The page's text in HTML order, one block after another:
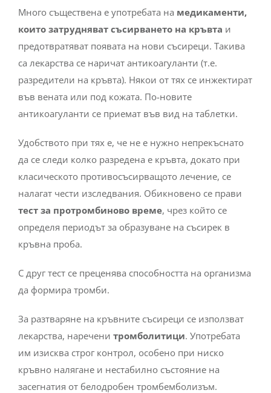
Много съществена е употребата на медикаменти,
които затрудняват съсирването на кръвта и
предотвратяват появата на нови съсиреци. Такива
са лекарства се наричат антикоагуланти (т.е.
разредители на кръвта). Някои от тях се инжектират
във вената или под кожата. По-новите
антикоагуланти се приемат във вид на таблетки.
Удобството при тях е, че не е нужно непрекъснато
да се следи колко разредена е кръвта, докато при
класическото противосъсирващото лечение, се
налагат чести изследвания. Обикновено се прави
тест за протромбиново време, чрез който се
определя периодът за образуване на съсирек в
кръвна проба.
С друг тест се преценява способността на организма
да формира тромби.
За разтваряне на кръвните съсиреци се използват
лекарства, наречени тромболитици. Употребата
им изисква строг контрол, особено при ниско
кръвно налягане и нестабилно състояние на
засегнатия от белодробен тромбемболизъм.